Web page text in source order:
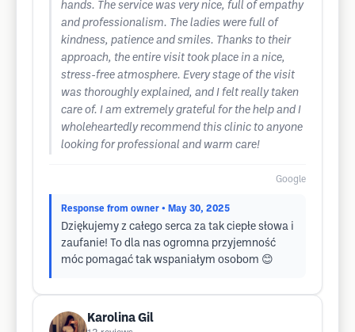
hands. The service was very nice, full of empathy
and professionalism. The ladies were full of
kindness, patience and smiles. Thanks to their
approach, the entire visit took place in a nice,
stress-free atmosphere. Every stage of the visit
was thoroughly explained, and I felt really taken
care of. I am extremely grateful for the help and I
wholeheartedly recommend this clinic to anyone
looking for professional and warm care!
Google
Response from owner • May 30, 2025
Dziękujemy z całego serca za tak ciepłe słowa i
zaufanie! To dla nas ogromna przyjemność
móc pomagać tak wspaniałym osobom 😊
Karolina Gil